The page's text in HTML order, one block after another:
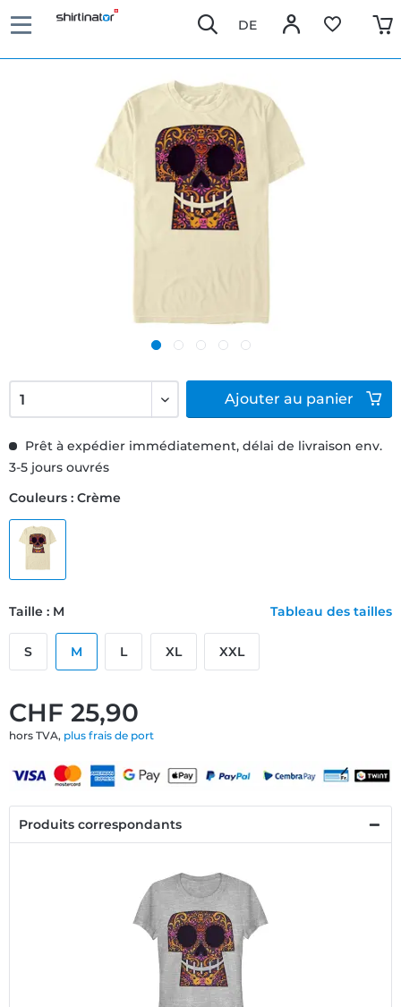
DE
CHF 25,90
hors TVA, plus frais de port
Prêt à expédier immédiatement, délai de livraison env.
3-5 jours ouvrés
Couleurs : Crème
Taille : M Tableau des tailles
S M L XL XXL
Ajouter au panier
Produits correspondants